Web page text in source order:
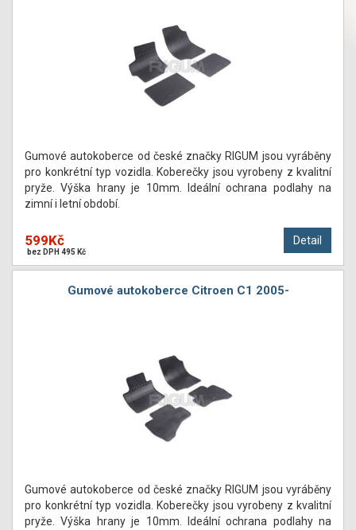
Gumové autokoberce od české značky RIGUM jsou vyráběny
pro konkrétní typ vozidla. Koberečky jsou vyrobeny z kvalitní
pryže. Výška hrany je 10mm. Ideální ochrana podlahy na
zimní i letní období.
Detail
599Kč
bez DPH 495 Kč
Gumové autokoberce Citroen C1 2005-
Gumové autokoberce od české značky RIGUM jsou vyráběny
pro konkrétní typ vozidla. Koberečky jsou vyrobeny z kvalitní
pryže. Výška hrany je 10mm. Ideální ochrana podlahy na